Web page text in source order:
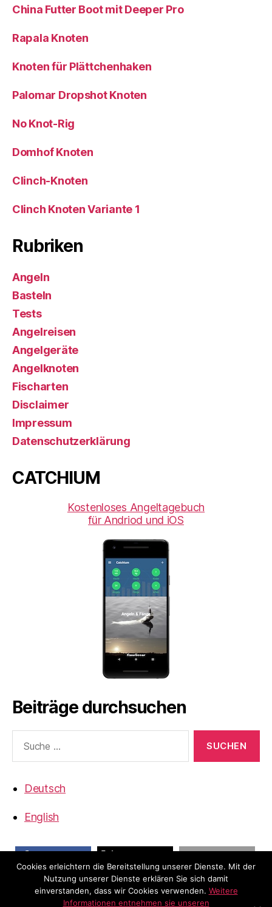
China Futter Boot mit Deeper Pro
Rapala Knoten
Knoten für Plättchenhaken
Palomar Dropshot Knoten
No Knot-Rig
Domhof Knoten
Clinch-Knoten
Clinch Knoten Variante 1
Rubriken
Angeln
Basteln
Tests
Angelreisen
Angelgeräte
Angelknoten
Fischarten
Disclaimer
Impressum
Datenschutzerklärung
CATCHIUM
Kostenloses Angeltagebuch
für Andriod und iOS
Beiträge durchsuchen
nach:
Deutsch
English
teilen E-Mail
Cookies erleichtern die Bereitstellung unserer Dienste. Mit der
Nutzung unserer Dienste erklären Sie sich damit
einverstanden, dass wir Cookies verwenden. Weitere
Informationen entnehmen sie unseren